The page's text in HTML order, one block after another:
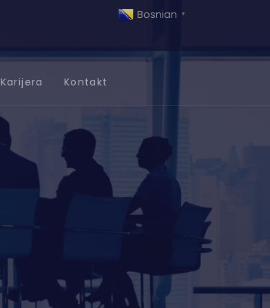
Bosnian ▼
Karijera Kontakt